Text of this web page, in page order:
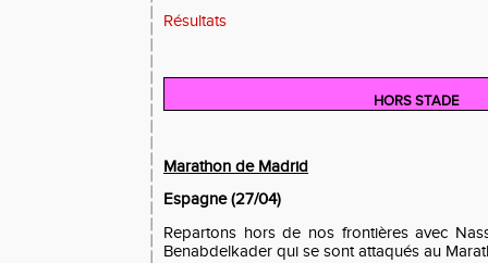
Résultats
HORS STADE
Marathon de Madrid
Espagne (27/04)
Repartons hors de nos frontières avec
Benabdelkader qui se sont attaqués au